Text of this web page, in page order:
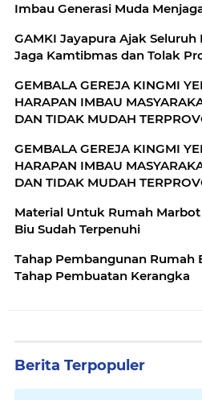
Imbau Generasi Muda
GAMKI Jayapura Ajak
Jaga Kamtibmas dan Tolak
GEMBALA GEREJA KINGMI
HARAPAN IMBAU
DAN TIDAK MUDAH
GEMBALA GEREJA KINGMI
HARAPAN IMBAU
DAN TIDAK MUDAH
Material Untuk Rumah
Biu Sudah Terpenuhi
Tahap Pembangunan Rumah
Tahap Pembuatan Kerangka
Berita Terpopuler